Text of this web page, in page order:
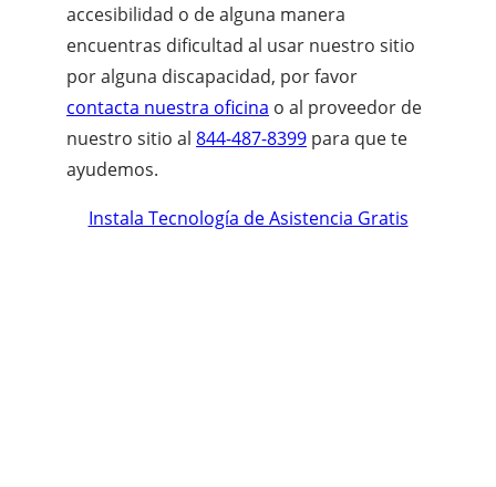
accesibilidad o de alguna manera
encuentras dificultad al usar nuestro sitio
por alguna discapacidad, por favor
contacta nuestra oficina o al proveedor de
nuestro sitio al 844-487-8399 para que te
ayudemos.
Instala Tecnología de Asistencia Gratis